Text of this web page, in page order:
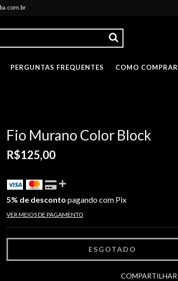
PERGUNTAS FREQUENTES COMO COMPRAR
Fio Murano Color Block
R$125,00
5% de desconto pagando com Pix
VER MEIOS DE PAGAMENTO
COMPARTILHAR